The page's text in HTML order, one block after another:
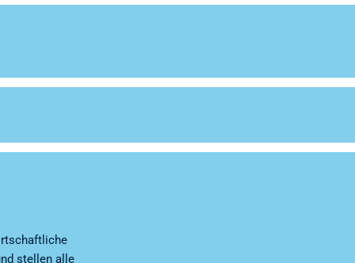
stellen alle